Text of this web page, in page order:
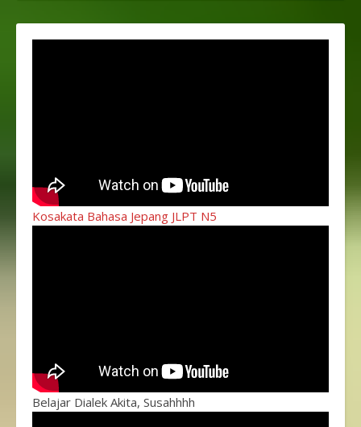
Kosakata Bahasa Jepang JLPT N5
Belajar Dialek Akita, Susahhhh